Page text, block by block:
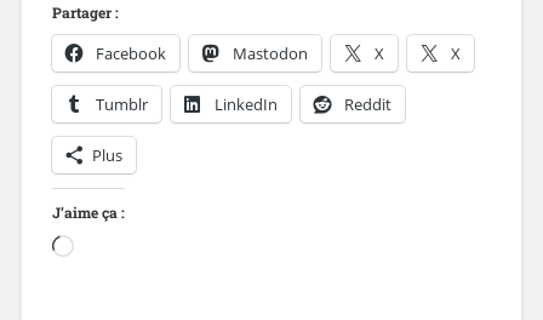
Partager :
Facebook Mastodon X X
Tumblr LinkedIn Reddit
Plus
J’aime ça :